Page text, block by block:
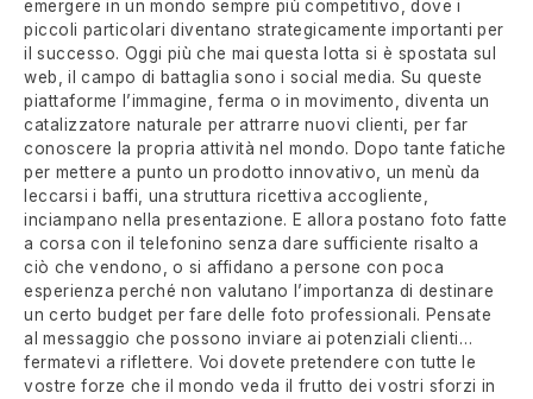
emergere in un mondo sempre più competitivo, dove i
piccoli particolari diventano strategicamente importanti per
il successo. Oggi più che mai questa lotta si è spostata sul
web, il campo di battaglia sono i social media. Su queste
piattaforme l’immagine, ferma o in movimento, diventa un
catalizzatore naturale per attrarre nuovi clienti, per far
conoscere la propria attività nel mondo. Dopo tante fatiche
per mettere a punto un prodotto innovativo, un menù da
leccarsi i baffi, una struttura ricettiva accogliente,
inciampano nella presentazione. E allora postano foto fatte
a corsa con il telefonino senza dare sufficiente risalto a
ciò che vendono, o si affidano a persone con poca
esperienza perché non valutano l’importanza di destinare
un certo budget per fare delle foto professionali. Pensate
al messaggio che possono inviare ai potenziali clienti…
fermatevi a riflettere. Voi dovete pretendere con tutte le
vostre forze che il mondo veda il frutto dei vostri sforzi in